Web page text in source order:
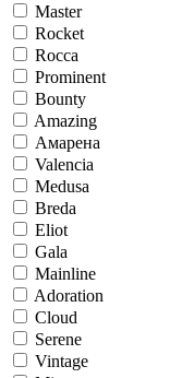
Master
Rocket
Rocca
Prominent
Bounty
Amazing
Амарена
Valencia
Medusa
Breda
Eliot
Gala
Mainline
Adoration
Cloud
Serene
Vintage